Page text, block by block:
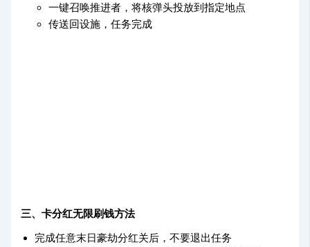
一键召唤推进者，将核弹头投放到指定地点
传送回设施，任务完成
三、卡分红无限刷钱方法
完成任意末日豪劫分红关后，不要退出任务